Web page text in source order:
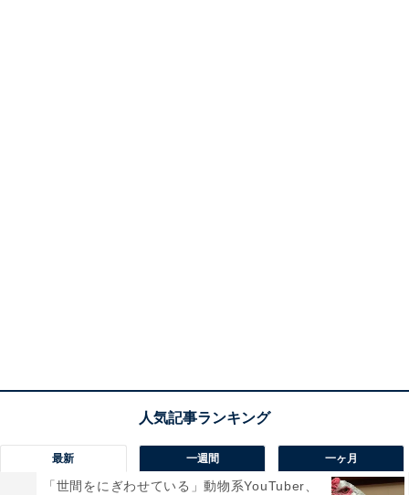
最新 一週間 一ヶ月
「世間をにぎわせている」動物系YouTuber、